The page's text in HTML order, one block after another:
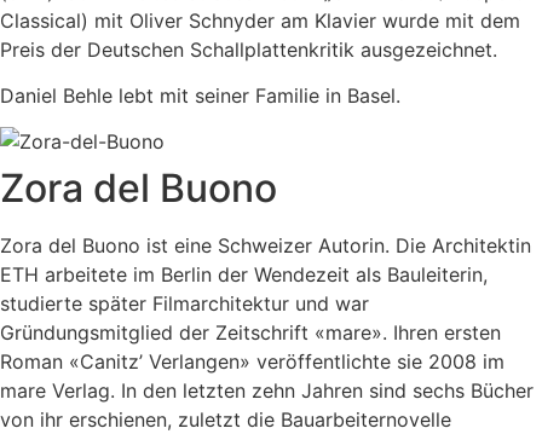
Classical) mit Oliver Schnyder am Klavier wurde mit dem
Preis der Deutschen Schallplattenkritik ausgezeichnet.
Daniel Behle lebt mit seiner Familie in Basel.
Zora del Buono
Zora del Buono ist eine Schweizer Autorin. Die Architektin
ETH arbeitete im Berlin der Wendezeit als Bauleiterin,
studierte später Filmarchitektur und war
Gründungsmitglied der Zeitschrift «mare». Ihren ersten
Roman «Canitz’ Verlangen» veröffentlichte sie 2008 im
mare Verlag. In den letzten zehn Jahren sind sechs Bücher
von ihr erschienen, zuletzt die Bauarbeiternovelle